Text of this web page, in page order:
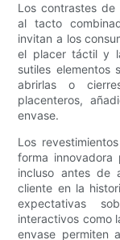
Los contrastes de
al tacto
invitan a los
el placer táctil y
sutiles elementos
abrirlas o
placenteros,
envase.
Los
forma
incluso antes de
cliente en la
expectativas
interactivos como
envase permiten